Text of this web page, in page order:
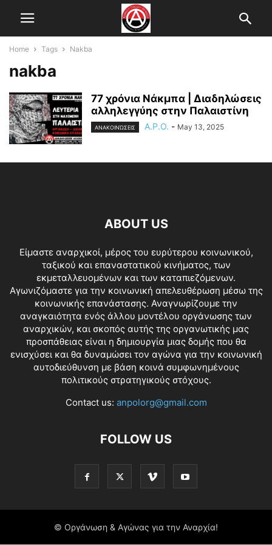
Home Tags Nakba
nakba
77 χρόνια Νάκμπα | Διαδηλώσεις
αλληλεγγύης στην Παλαιστίνη
ΑΝΑΚΟΙΝΏΣΕΙΣ A.P.O. - May 13, 2025
ABOUT US
Είμαστε αναρχικοί, μέρος του ευρύτερου κοινωνικού,
ταξικού και επαναστατικού κινήματος, των
εκμεταλλευομένων και των καταπιεζόμενων.
Αγωνιζόμαστε για την κοινωνική απελευθέρωση μέσω της
κοινωνικής επανάστασης. Αναγνωρίζουμε την
αναγκαιότητα ενός άλλου μοντέλου οργάνωσης των
αναρχικών, και σκοπός αυτής της οργανωτικής μας
προσπάθειας είναι η δημιουργία μιας δομής που θα
ενισχύσει και θα δυναμώσει τον αγώνα για την κοινωνική
αυτοδιεύθυνση με βάση κοινά συμφωνημένους
πολιτικούς στρατηγικούς στόχους.
Contact us: anpolorg@gmail.com
FOLLOW US
© Οργάνωση & Αγώνας για την Αναρχία!